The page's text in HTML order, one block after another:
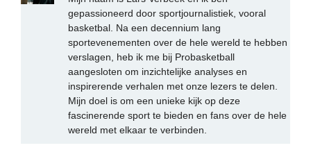
gepassioneerd door sportjournalistiek, vooral
basketbal. Na een decennium lang
sportevenementen over de hele wereld te hebben
verslagen, heb ik me bij Probasketball
aangesloten om inzichtelijke analyses en
inspirerende verhalen met onze lezers te delen.
Mijn doel is om een unieke kijk op deze
fascinerende sport te bieden en fans over de hele
wereld met elkaar te verbinden.